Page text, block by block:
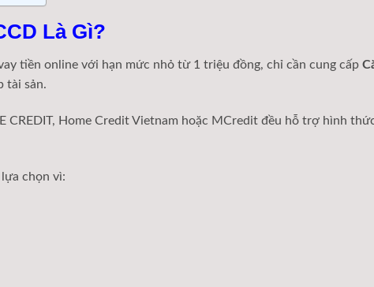
Là Gì?
tiền online với hạn mức nhỏ từ 1 triệu đồng, chỉ cần cung cấp
tài sản.
CREDIT, Home Credit Vietnam hoặc MCredit đều hỗ trợ hình
chọn vì: